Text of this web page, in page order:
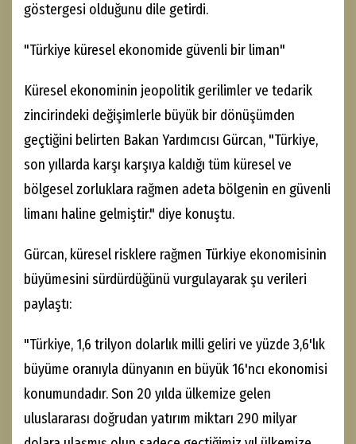
göstergesi olduğunu dile getirdi.
"Türkiye küresel ekonomide güvenli bir liman"
Küresel ekonominin jeopolitik gerilimler ve tedarik
zincirindeki değişimlerle büyük bir dönüşümden
geçtiğini belirten Bakan Yardımcısı Gürcan, "Türkiye,
son yıllarda karşı karşıya kaldığı tüm küresel ve
bölgesel zorluklara rağmen adeta bölgenin en güvenli
limanı haline gelmiştir." diye konuştu.
Gürcan, küresel risklere rağmen Türkiye ekonomisinin
büyümesini sürdürdüğünü vurgulayarak şu verileri
paylaştı:
"Türkiye, 1,6 trilyon dolarlık milli geliri ve yüzde 3,6'lık
büyüme oranıyla dünyanın en büyük 16'ncı ekonomisi
konumundadır. Son 20 yılda ülkemize gelen
uluslararası doğrudan yatırım miktarı 290 milyar